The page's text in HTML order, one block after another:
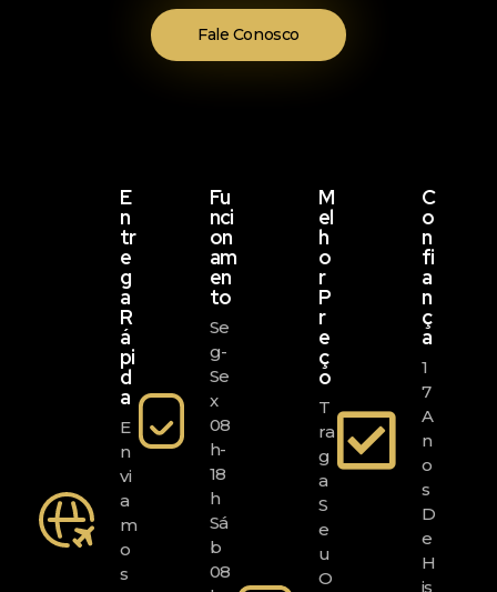
Fale Conosco
E
N
Tr
E
G
A
R
Á
Pi
D
A
E
N
Vi
A
M
O
S
Fu
Nci
On
Am
En
To
Se
G-
Se
X
08
H-
18
H
Sá
B
08
M
El
H
O
R
P
R
E
Ç
O
T
Ra
G
A
S
E
U
O
C
O
N
Fi
A
N
Ç
A
1
7
A
N
O
S
D
E
H
Is